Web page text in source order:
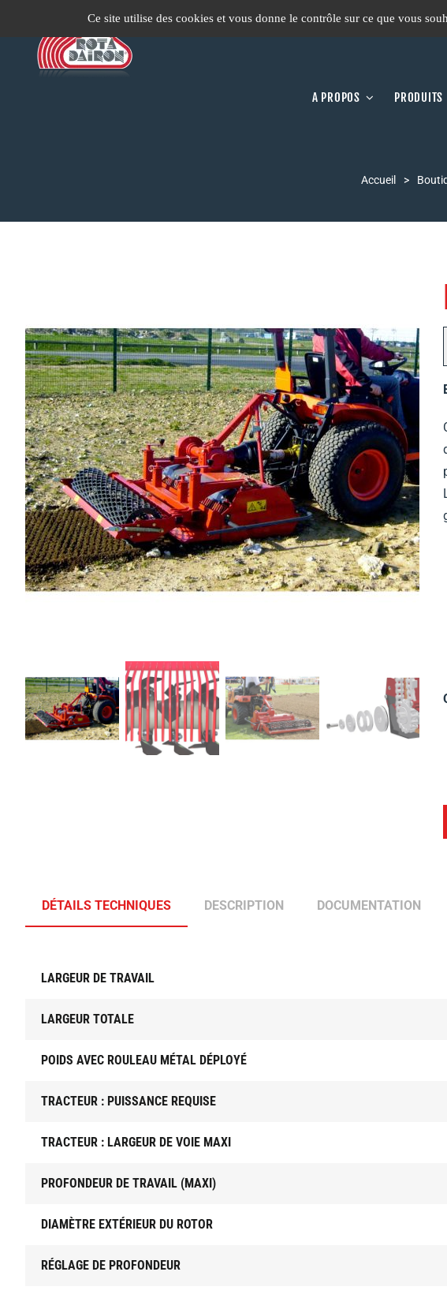
Ce site utilise des cookies et vous donne le contrôle sur ce que vous
contenu
A PROPOS PRODUITS
Accueil >
DÉTAILS TECHNIQUES DESCRIPTION DOCUMENTATION
LARGEUR DE TRAVAIL
LARGEUR TOTALE
POIDS AVEC ROULEAU MÉTAL DÉPLOYÉ
TRACTEUR : PUISSANCE REQUISE
TRACTEUR : LARGEUR DE VOIE MAXI
PROFONDEUR DE TRAVAIL (MAXI)
DIAMÈTRE EXTÉRIEUR DU ROTOR
RÉGLAGE DE PROFONDEUR